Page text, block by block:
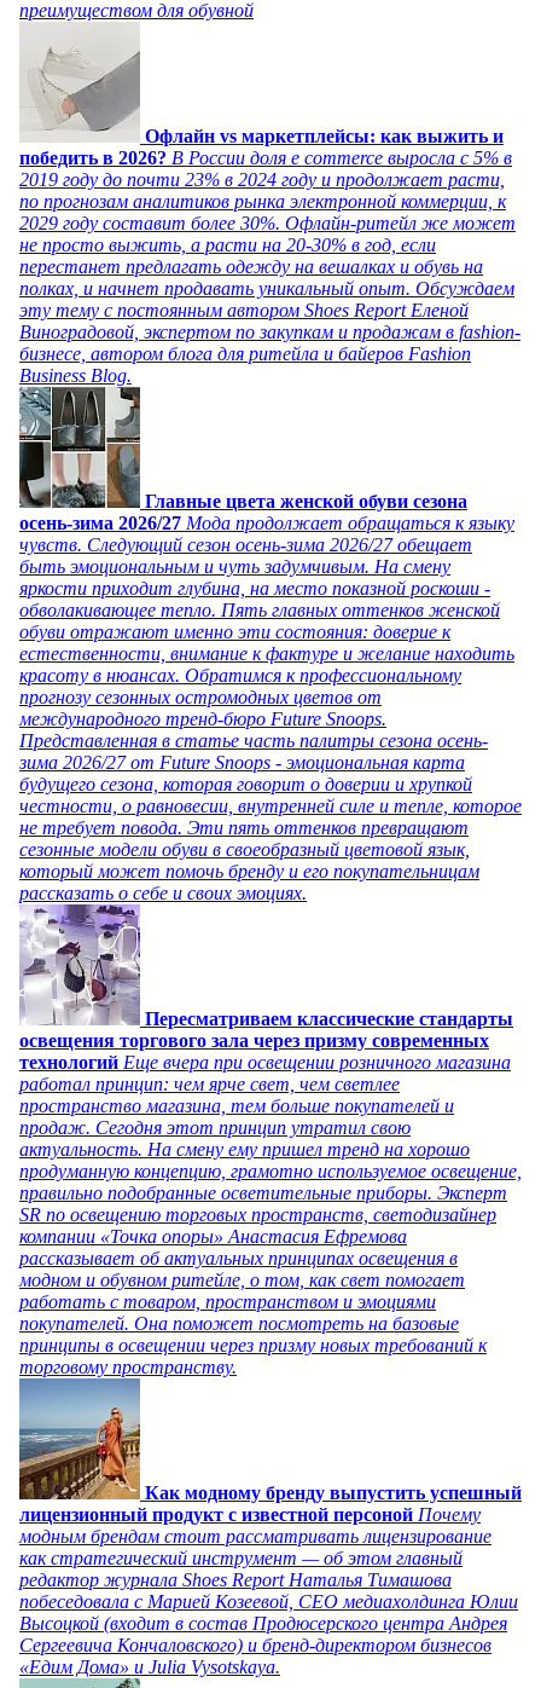
преимуществом для обувной
Офлайн vs маркетплейсы: как выжить и
победить в 2026? В России доля e commerce выросла с 5% в
2019 году до почти 23% в 2024 году и продолжает расти,
по прогнозам аналитиков рынка электронной коммерции, к
2029 году составит более 30%. Офлайн-ритейл же может
не просто выжить, а расти на 20-30% в год, если
перестанет предлагать одежду на вешалках и обувь на
полках, и начнет продавать уникальный опыт. Обсуждаем
эту тему с постоянным автором Shoes Report Еленой
Виноградовой, экспертом по закупкам и продажам в fashion-
бизнесе, автором блога для ритейла и байеров Fashion
Business Blog.
Главные цвета женской обуви сезона
осень-зима 2026/27 Мода продолжает обращаться к языку
чувств. Следующий сезон осень-зима 2026/27 обещает
быть эмоциональным и чуть задумчивым. На смену
яркости приходит глубина, на место показной роскоши -
обволакивающее тепло. Пять главных оттенков женской
обуви отражают именно эти состояния: доверие к
естественности, внимание к фактуре и желание находить
красоту в нюансах. Обратимся к профессиональному
прогнозу сезонных остромодных цветов от
международного тренд-бюро Future Snoops.
Представленная в статье часть палитры сезона осень-
зима 2026/27 от Future Snoops - эмоциональная карта
будущего сезона, которая говорит о доверии и хрупкой
честности, о равновесии, внутренней силе и тепле, которое
не требует повода. Эти пять оттенков превращают
сезонные модели обуви в своеобразный цветовой язык,
который может помочь бренду и его покупательницам
рассказать о себе и своих эмоциях.
Пересматриваем классические стандарты
освещения торгового зала через призму современных
технологий Еще вчера при освещении розничного магазина
работал принцип: чем ярче свет, чем светлее
пространство магазина, тем больше покупателей и
продаж. Сегодня этот принцип утратил свою
актуальность. На смену ему пришел тренд на хорошо
продуманную концепцию, грамотно используемое освещение,
правильно подобранные осветительные приборы. Эксперт
SR по освещению торговых пространств, светодизайнер
компании «Точка опоры» Анастасия Ефремова
рассказывает об актуальных принципах освещения в
модном и обувном ритейле, о том, как свет помогает
работать с товаром, пространством и эмоциями
покупателей. Она поможет посмотреть на базовые
принципы в освещении через призму новых требований к
торговому пространству.
Как модному бренду выпустить успешный
лицензионный продукт с известной персоной Почему
модным брендам стоит рассматривать лицензирование
как стратегический инструмент — об этом главный
редактор журнала Shoes Report Наталья Тимашова
побеседовала с Марией Козеевой, СЕО медиахолдинга Юлии
Высоцкой (входит в состав Продюсерского центра Андрея
Сергеевича Кончаловского) и бренд-директором бизнесов
«Едим Дома» и Julia Vysotskaya.